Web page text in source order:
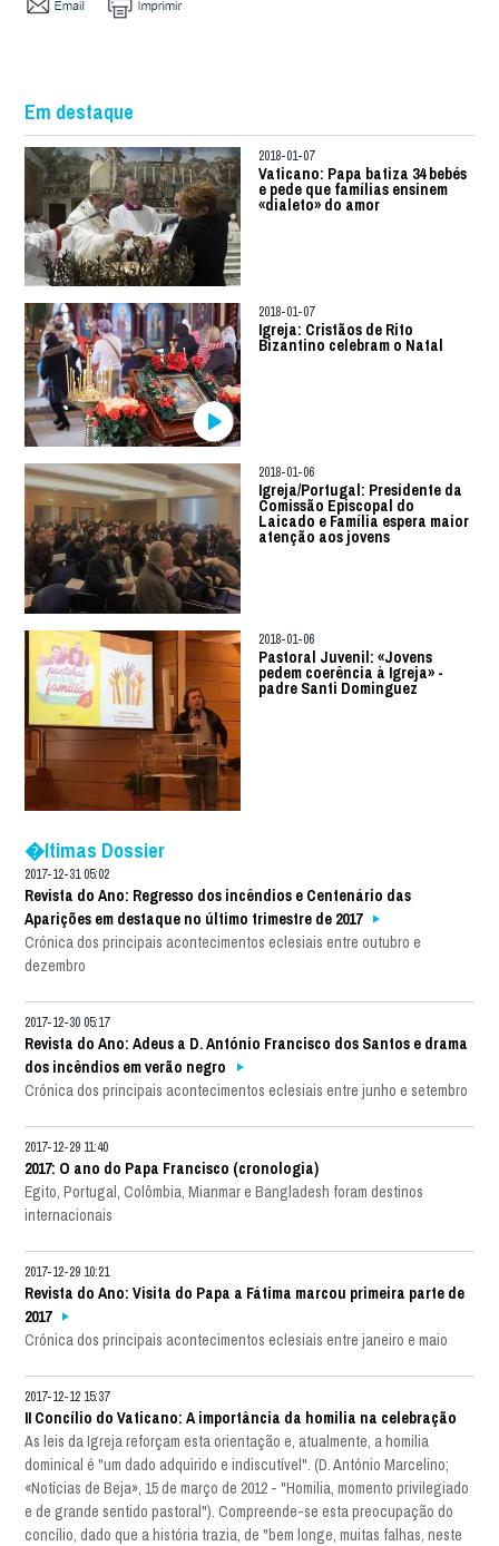
Em destaque
2018-01-07
Vaticano: Papa batiza 34 bebés
e pede que famílias ensinem
«dialeto» do amor
2018-01-07
Igreja: Cristãos de Rito
Bizantino celebram o Natal
2018-01-06
Igreja/Portugal: Presidente da
Comissão Episcopal do
Laicado e Família espera maior
atenção aos jovens
2018-01-06
Pastoral Juvenil: «Jovens
pedem coerência à Igreja» -
padre Santi Dominguez
�ltimas Dossier
2017-12-31 05:02
Revista do Ano: Regresso dos incêndios e Centenário das
Aparições em destaque no último trimestre de 2017
Crónica dos principais acontecimentos eclesiais entre outubro e
dezembro
2017-12-30 05:17
Revista do Ano: Adeus a D. António Francisco dos Santos e drama
dos incêndios em verão negro
Crónica dos principais acontecimentos eclesiais entre junho e setembro
2017-12-29 11:40
2017: O ano do Papa Francisco (cronologia)
Egito, Portugal, Colômbia, Mianmar e Bangladesh foram destinos
internacionais
2017-12-29 10:21
Revista do Ano: Visita do Papa a Fátima marcou primeira parte de
2017
Crónica dos principais acontecimentos eclesiais entre janeiro e maio
2017-12-12 15:37
II Concílio do Vaticano: A importância da homilia na celebração
As leis da Igreja reforçam esta orientação e, atualmente, a homilia
dominical é "um dado adquirido e indiscutível". (D. António Marcelino;
«Notícias de Beja», 15 de março de 2012 - "Homilia, momento privilegiado
e de grande sentido pastoral"). Compreende-se esta preocupação do
concílio, dado que a história trazia, de "bem longe, muitas falhas, neste